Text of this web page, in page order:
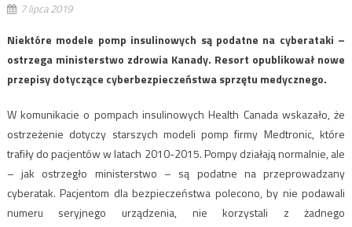
7 lipca 2019
Niektóre modele pomp insulinowych są podatne na cyberataki –
ostrzega ministerstwo zdrowia Kanady. Resort opublikował nowe
przepisy dotyczące cyberbezpieczeństwa sprzętu medycznego.
W komunikacie o pompach insulinowych Health Canada wskazało, że
ostrzeżenie dotyczy starszych modeli pomp firmy Medtronic, które
trafiły do pacjentów w latach 2010-2015. Pompy działają normalnie, ale
– jak ostrzegło ministerstwo – są podatne na przeprowadzany
cyberatak. Pacjentom dla bezpieczeństwa polecono, by nie podawali
numeru seryjnego urządzenia, nie korzystali z żadnego